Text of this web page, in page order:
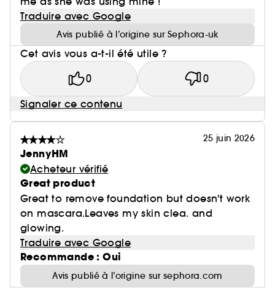
Traduire avec Google
Avis publié à l’origine sur Sephora-uk
Cet avis vous a-t-il été utile ?
0 0
Signaler ce contenu
25 juin 2026
JennyHM
Acheteur vérifié
Great product
Great to remove foundation but doesn't work
on mascara.Leaves my skin clea. and
glowing.
Traduire avec Google
Recommande : Oui
Avis publié à l’origine sur sephora.com